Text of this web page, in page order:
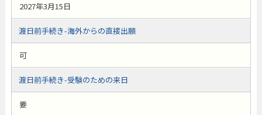
2027年3月15日
渡日前手続き-海外からの直接出願
可
渡日前手続き-受験のための来日
要